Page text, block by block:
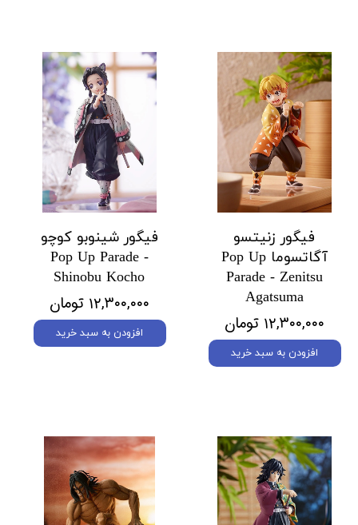
فیگور زنیتسو
آگاتسوما Pop Up
Parade - Zenitsu
Agatsuma
۱۲,۳۰۰,۰۰۰ تومان
افزودن به سبد خرید
فیگور شینوبو کوچو
Pop Up Parade -
Shinobu Kocho
۱۲,۳۰۰,۰۰۰ تومان
افزودن به سبد خرید